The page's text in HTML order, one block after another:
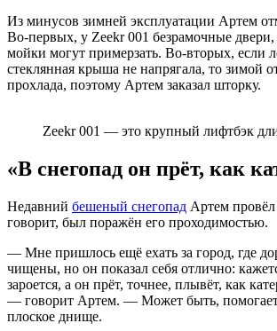
Из минусов зимней эксплуатации Артем
Во-первых, у Zeekr 001 безрамочные
мойки могут примерзать. Во-вторых, если
стеклянная крыша не напрягала, то зимой
прохлада, поэтому Артем заказал шторку.
Zeekr 001 — это крупный лифтбэк
«В снегопад он прёт, как
Недавний бешеный снегопад Артем провёл
говорит, был поражён его проходимостью.
— Мне пришлось ещё ехать за город, где
чищены, но он показал себя отлично:
зароется, а он прёт, точнее, плывёт, как
— говорит Артем. — Может быть,
плоское днище.